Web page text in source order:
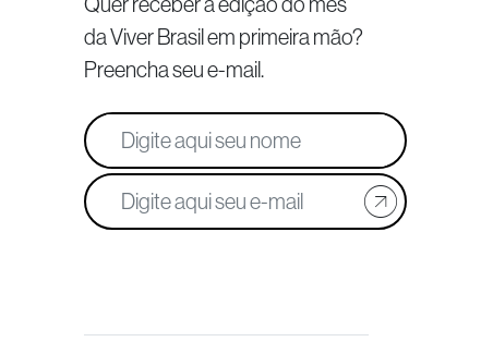
da Viver Brasilem primeira mão?
Preencha seu e-mail.